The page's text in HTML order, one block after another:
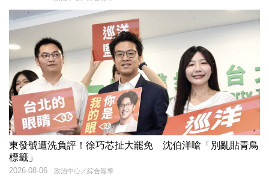
東發號遭洗負評！徐巧芯扯大罷免 沈伯洋嗆「別亂貼青鳥
標籤」
政治中心／綜合報導
2026-08-06